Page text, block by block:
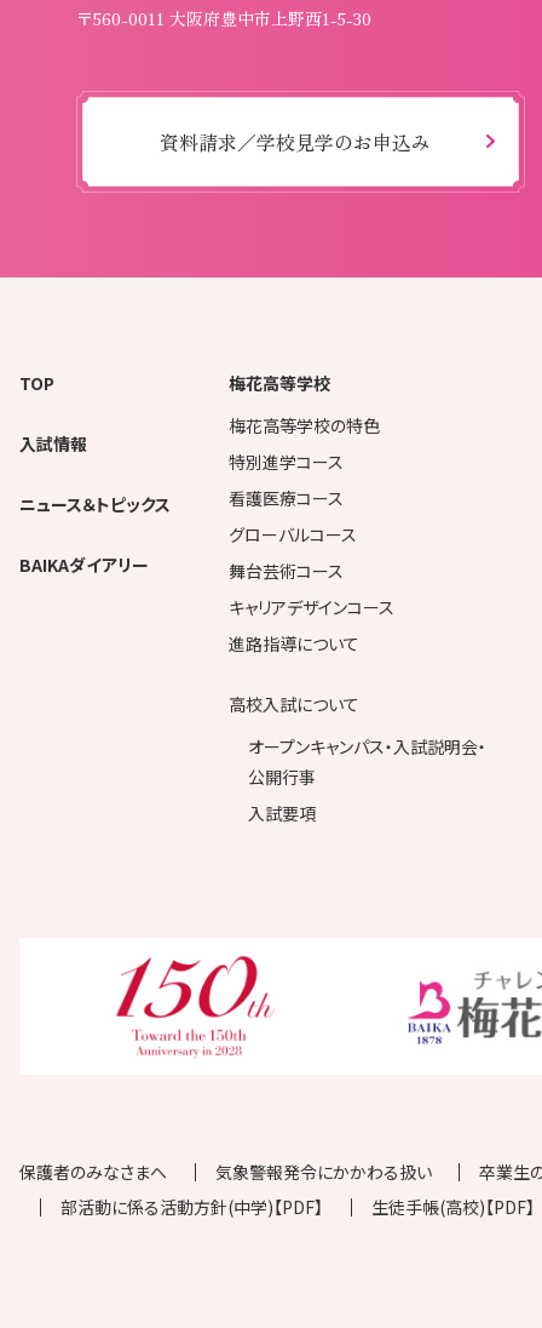
〒560-0011 大阪府豊中市上野西1-5-30
資料請求／学校見学のお申込み
TOP
入試情報
ニュース＆トピックス
BAIKAダイアリー
梅花高等学校
梅花高等学校の特色
特別進学コース
看護医療コース
グローバルコース
舞台芸術コース
キャリアデザインコース
進路指導について
高校入試について
オープンキャンパス・入試説明会・
公開行事
入試要項
保護者のみなさまへ 気象警報発令にかかわる扱い
卒業生
部活動に係る活動方針(中学)【PDF】
生徒手帳(高校)【PDF】